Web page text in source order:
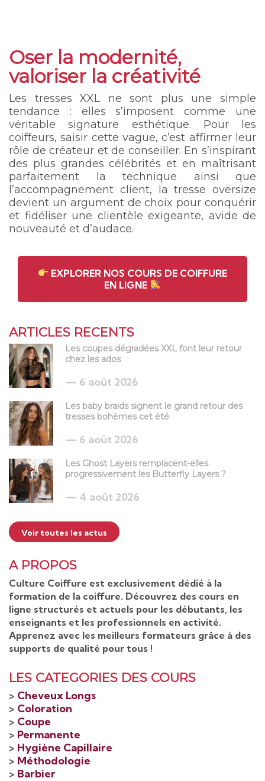
Oser la modernité,
valoriser la créativité
Les tresses XXL ne sont plus une simple
tendance : elles s’imposent comme une
véritable signature esthétique. Pour les
coiffeurs, saisir cette vague, c’est affirmer leur
rôle de créateur et de conseiller. En s’inspirant
des plus grandes célébrités et en maîtrisant
parfaitement la technique ainsi que
l’accompagnement client, la tresse oversize
devient un argument de choix pour conquérir
et fidéliser une clientèle exigeante, avide de
nouveauté et d’audace.
EXPLORER NOS COURS DE COIFFURE
EN LIGNE
ARTICLES RECENTS
Les coupes dégradées XXL font leur retour
chez les ados
6 août 2026
Les baby braids signent le grand retour des
tresses bohèmes cet été
6 août 2026
Les Ghost Layers remplacent-elles
progressivement les Butterfly Layers ?
4 août 2026
Voir toutes les actus
A PROPOS
Culture Coiffure est exclusivement dédié à la
formation de la coiffure. Découvrez des cours en
ligne structurés et actuels pour les débutants, les
enseignants et les professionnels en activité.
Apprenez avec les meilleurs formateurs grâce à des
supports de qualité pour tous !
LES CATEGORIES DES COURS
> Cheveux Longs
> Coloration
> Coupe
> Permanente
> Hygiène Capillaire
> Méthodologie
> Barbier